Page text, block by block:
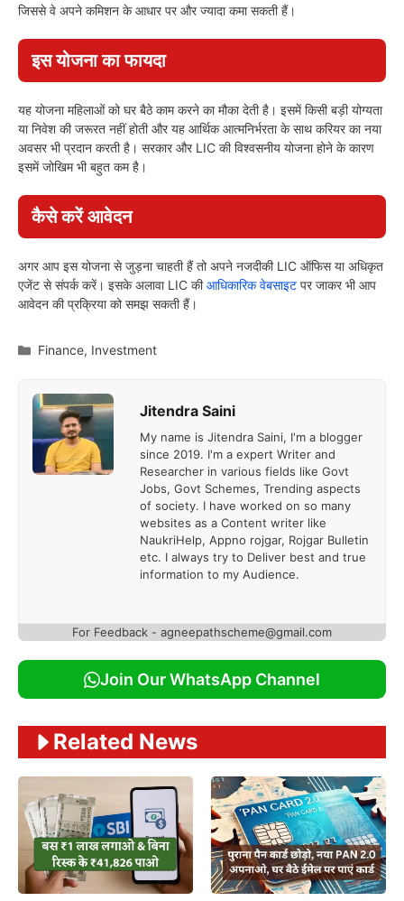
जिससे वे अपने कमिशन के आधार पर और ज्यादा कमा सकती हैं।
इस योजना का फायदा
यह योजना महिलाओं को घर बैठे काम करने का मौका देती है। इसमें किसी बड़ी योग्यता
या निवेश की जरूरत नहीं होती और यह आर्थिक आत्मनिर्भरता के साथ करियर का नया
अवसर भी प्रदान करती है। सरकार और LIC की विश्वसनीय योजना होने के कारण
इसमें जोखिम भी बहुत कम है।
कैसे करें आवेदन
अगर आप इस योजना से जुड़ना चाहती हैं तो अपने नजदीकी LIC ऑफिस या अधिकृत
एजेंट से संपर्क करें। इसके अलावा LIC कीआधिकारिक वेबसाइट पर जाकर भी आप
आवेदन की प्रक्रिया को समझ सकती हैं।
Categories
Finance, Investment
Jitendra Saini
My name is Jitendra Saini, I'm a blogger
since 2019. I'm a expert Writer and
Researcher in various fields like Govt
Jobs, Govt Schemes, Trending aspects
of society. I have worked on so many
websites as a Content writer like
NaukriHelp, Appno rojgar, Rojgar Bulletin
etc. I always try to Deliver best and true
information to my Audience.
For Feedback - agneepathscheme@gmail.com
Join Our WhatsApp Channel
Related News